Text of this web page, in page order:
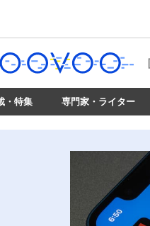
・特集 専門家・ライター